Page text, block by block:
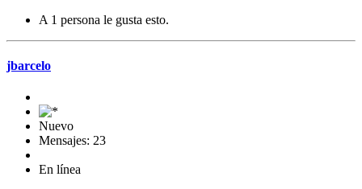
A 1 persona le gusta esto.
jbarcelo
Nuevo
Mensajes: 23
En línea